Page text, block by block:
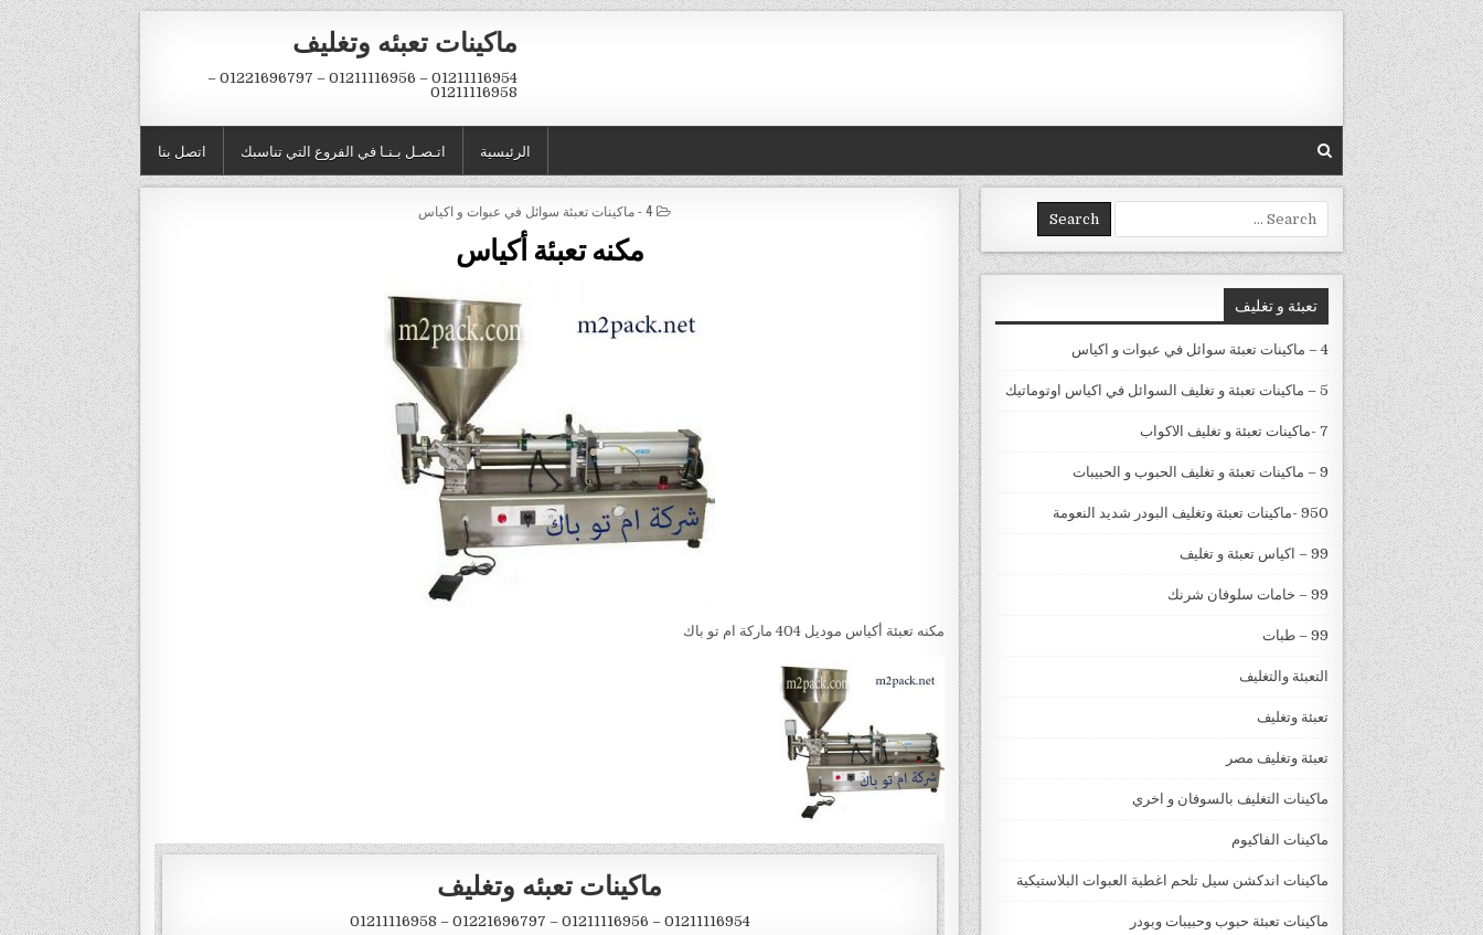
Skip to content
ماكينات تعبئه وتغليف
01211116954 – 01211116956 – 01221696797 –
01211116958
اتصل بنا اتـصـل بـنـا في الفروع التي تناسبك الرئيسية
POSTED IN
4 - ماكينات تعبئة سوائل في عبوات و اكياس
مكنه تعبئة أكياس
مكنه تعبئة أكياس موديل 404 ماركة ام تو باك
Search for:
تعبئة و تغليف
4 – ماكينات تعبئة سوائل في عبوات و اكياس
5 – ماكينات تعبئة و تغليف السوائل في اكياس اوتوماتيك
7 -ماكينات تعبئة و تغليف الاكواب
9 – ماكينات تعبئة و تغليف الحبوب و الحبيبات
950 -ماكينات تعبئة وتغليف البودر شديد النعومة
99 – اكياس تعبئة و تغليف
99 – خامات سلوفان شرنك
99 – طبات
التعبئة والتغليف
تعبئة وتغليف
تعبئة وتغليف مصر
ماكينات التغليف بالسوفان و اخري
ماكينات الفاكيوم
ماكينات اندكشن سيل تلحم اغطية العبوات البلاستيكية
ماكينات تعبئة حبوب وحبيبات وبودر